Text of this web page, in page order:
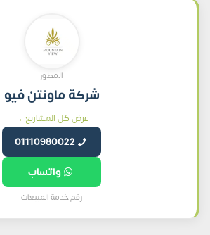
المطور
شركة ماونتن فيو
عرض كل المشاريع →
01110980022
واتساب
رقم خدمة المبيعات